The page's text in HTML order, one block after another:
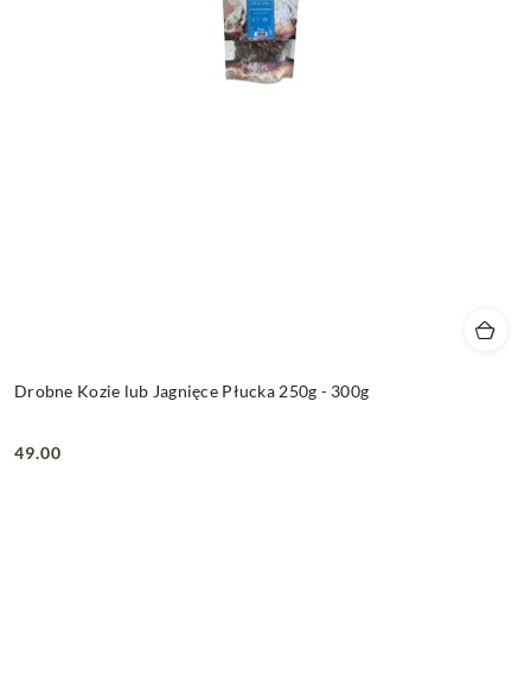
Drobne Kozie lub Jagnięce Płucka 250g - 300g
Cena:
49.00